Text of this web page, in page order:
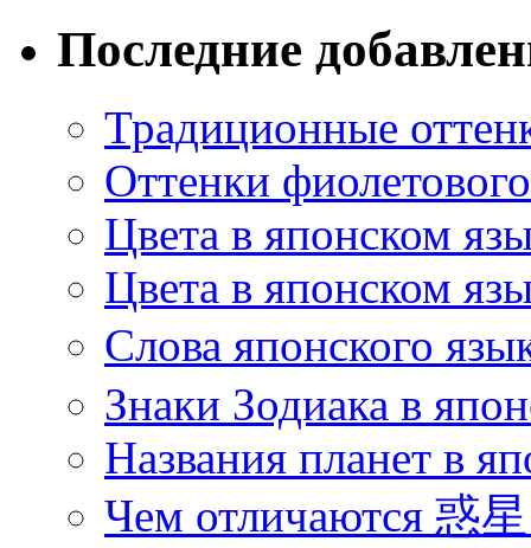
Последние
Традиционные
Оттенки
Цвета в японском
Цвета в японском
Слова японского
Знаки Зодиака в
Названия планет в
Чем отличаются 惑